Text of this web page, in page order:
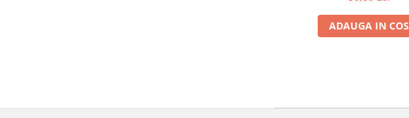
ADAUGA IN COS